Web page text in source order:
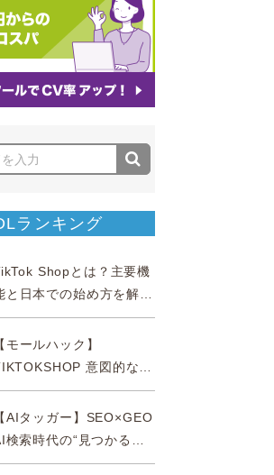
ランキング
Shopとは？主要機
と日本での始め方を解説
公式認定パートナー
【モールハック】
意図的なバ
を生む法則
【AIタッガー】SEO×GEO
検索時代の“見つかる
”を最大化